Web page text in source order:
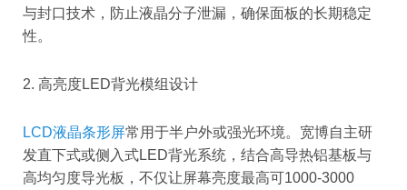
与封口技术，防止液晶分子泄漏，确保面板的长期稳定
性。
2. 高亮度LED背光模组设计
LCD液晶条形屏常用于半户外或强光环境。宽博自主研
发直下式或侧入式LED背光系统，结合高导热铝基板与
高均匀度导光板，不仅让屏幕亮度最高可1000-3000